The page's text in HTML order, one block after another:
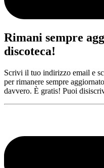
Rimani sempre
discoteca!
Scrivi il tuo indirizzo email e
per rimanere sempre
davvero. È gratis! Puoi